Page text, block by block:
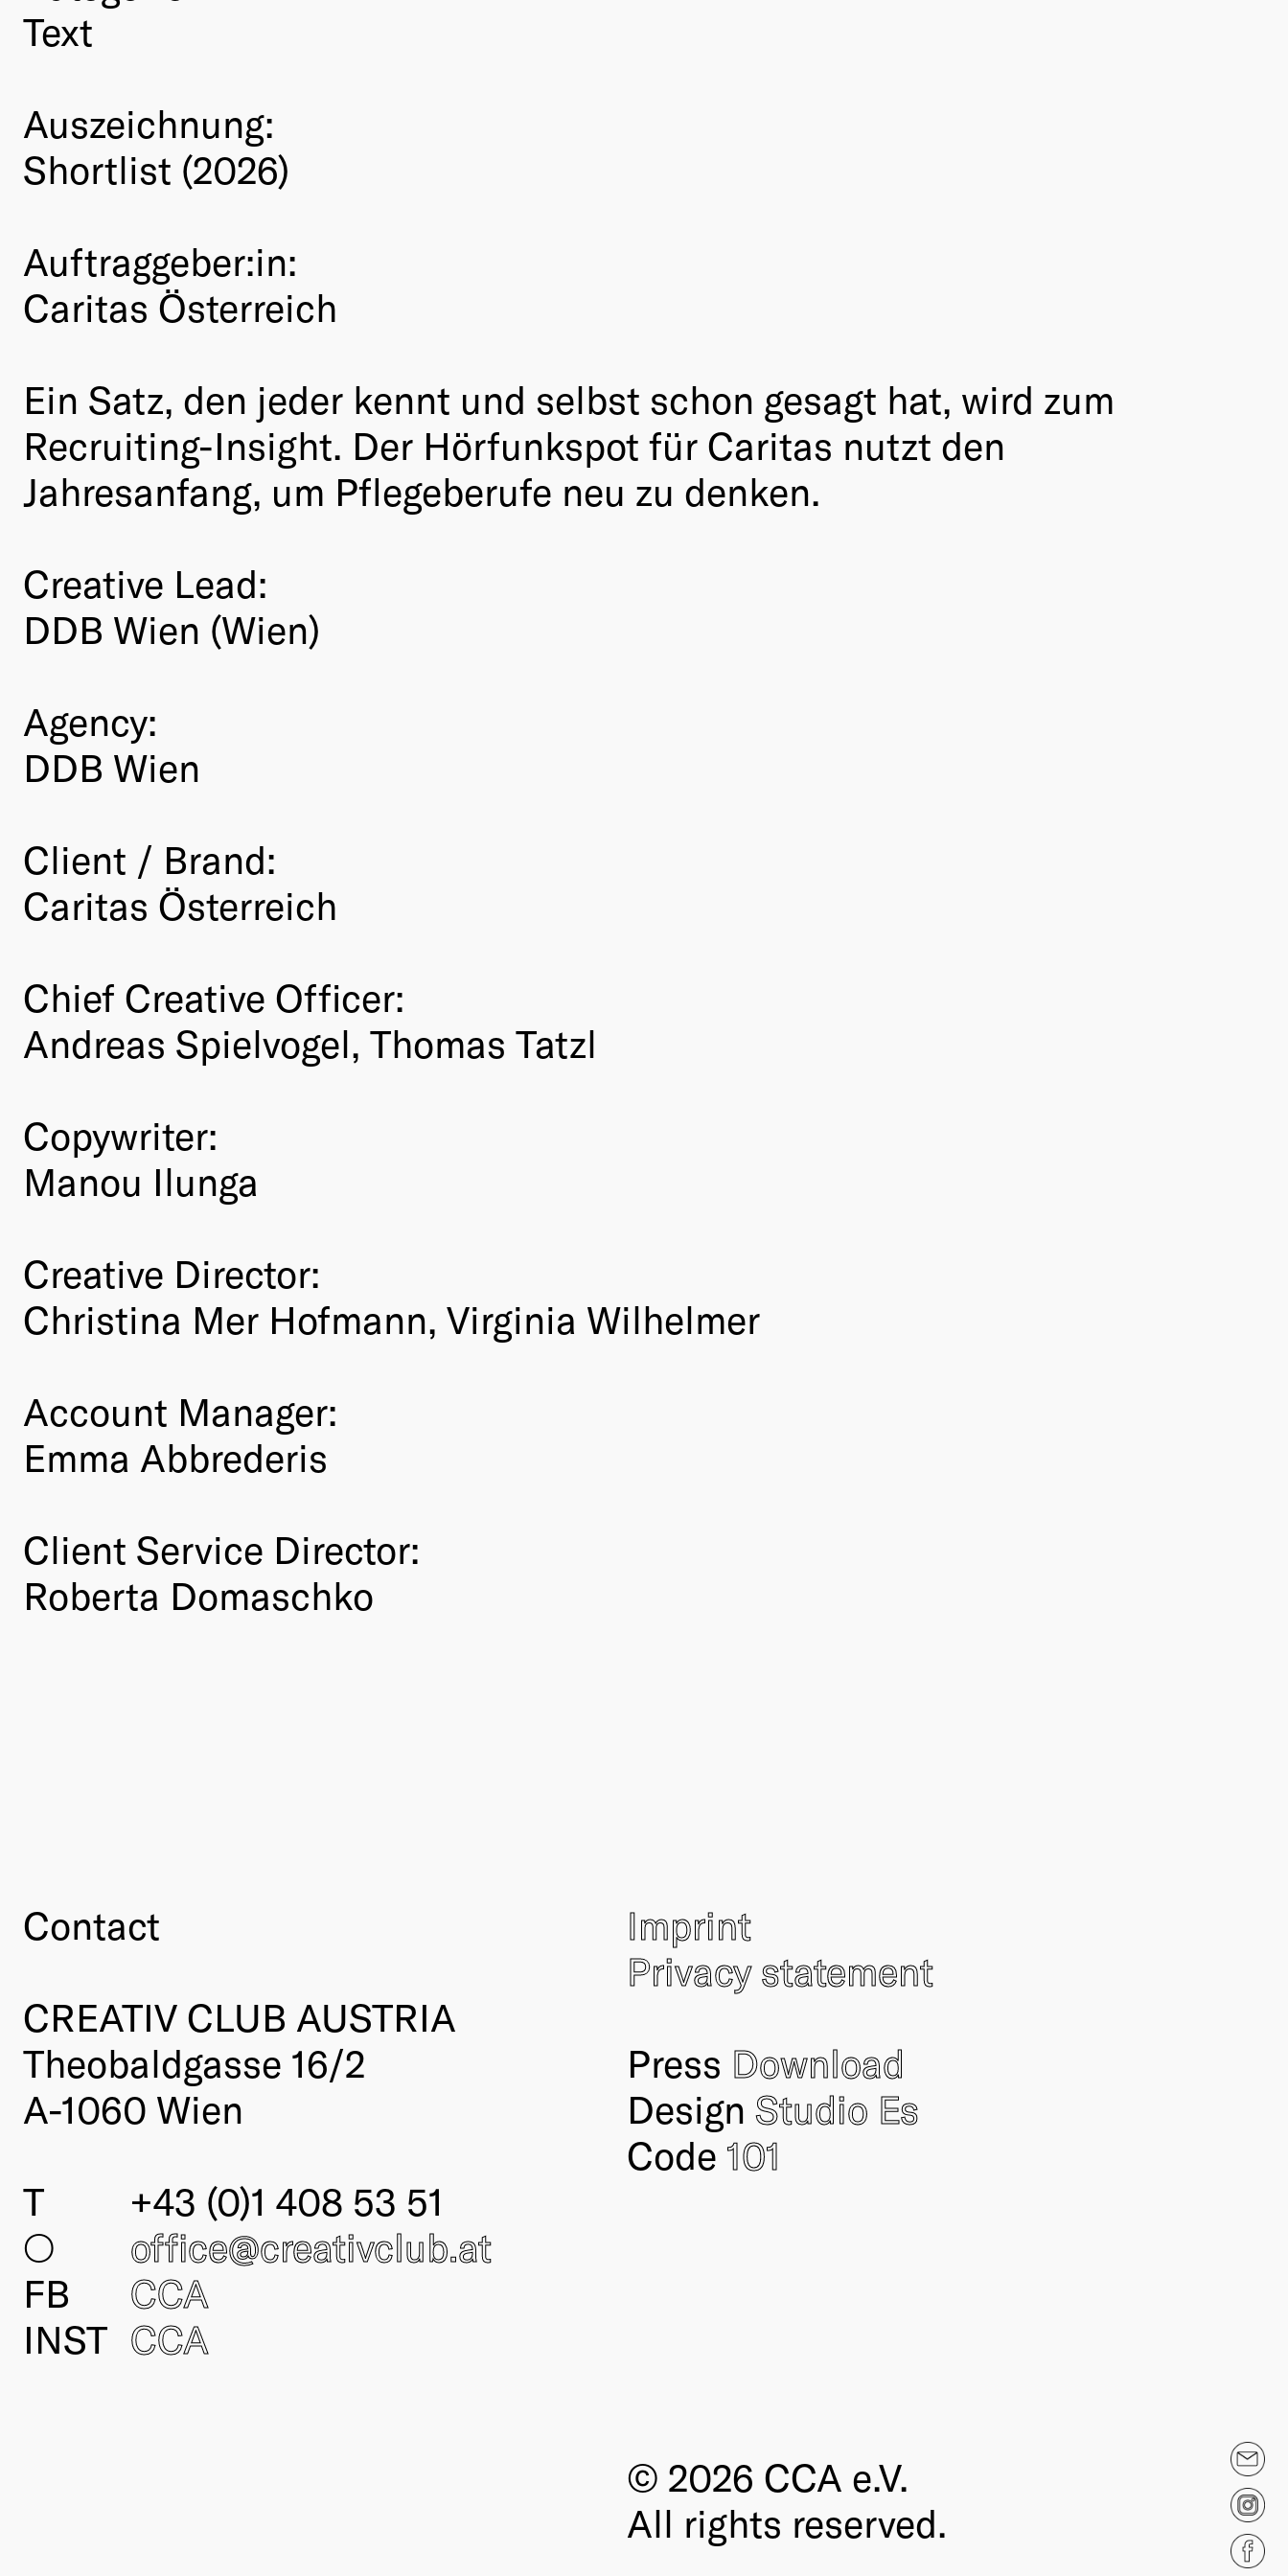
Text
Auszeichnung:
Shortlist (2026)
Auftraggeber:in:
Caritas Österreich
Ein Satz, den jeder kennt und selbst schon gesagt hat, wird zum
Recruiting-Insight. Der Hörfunkspot für Caritas nutzt den
Jahresanfang, um Pflegeberufe neu zu denken.
Creative Lead:
DDB Wien (Wien)
Agency:
DDB Wien
Client / Brand:
Caritas Österreich
Chief Creative Officer:
Andreas Spielvogel, Thomas Tatzl
Copywriter:
Manou Ilunga
Creative Director:
Christina Mer Hofmann, Virginia Wilhelmer
Account Manager:
Emma Abbrederis
Client Service Director:
Roberta Domaschko
Contact
CREATIV CLUB AUSTRIA
Theobaldgasse 16/2
A-1060 Wien
T
+43 (0)1 408 53 51
○
office@creativclub.at
FB
CCA
INST CCA
Imprint
Privacy statement
Press Download
Design Studio Es
Code 101
© 2026 CCA e.V.
All rights reserved.